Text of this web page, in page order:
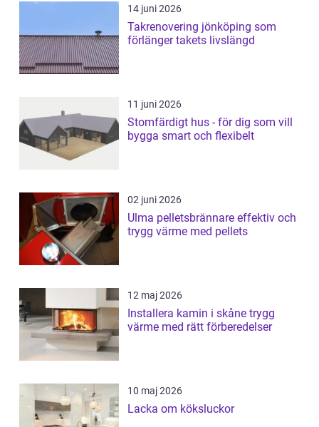
14 juni 2026
Takrenovering jönköping som
förlänger takets livslängd
11 juni 2026
Stomfärdigt hus - för dig som vill
bygga smart och flexibelt
02 juni 2026
Ulma pelletsbrännare effektiv och
trygg värme med pellets
12 maj 2026
Installera kamin i skåne trygg
värme med rätt förberedelser
10 maj 2026
Lacka om köksluckor